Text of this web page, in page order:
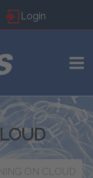
Login
ON CLOUD